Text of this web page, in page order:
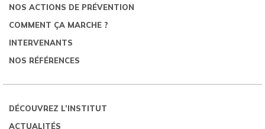
NOS ACTIONS DE PRÉVENTION
COMMENT ÇA MARCHE ?
INTERVENANTS
NOS RÉFÉRENCES
DÉCOUVREZ L’INSTITUT
ACTUALITÉS